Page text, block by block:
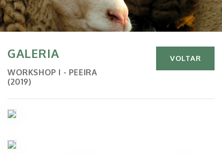
GALERIA
WORKSHOP I - PEEIRA
(2019)
VOLTAR